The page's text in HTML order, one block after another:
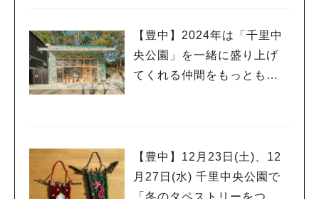
【豊中】2024年は「千里中
央公園」を一緒に盛り上げ
てくれる仲間をもっともっ
【豊中】12月23日(土)、12
月27日(水) 千里中央公園で
「冬のタペストリーをつく